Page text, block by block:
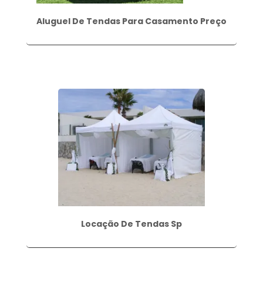
Aluguel De Tendas Para Casamento Preço
Locação De Tendas Sp